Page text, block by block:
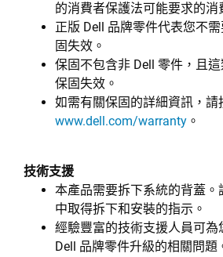
的消費者保護法可能要求的消
正版 Dell 品牌零件代表您不
固失效。
保固不包含非 Dell 零件，且
保固失效。
如需有關保固的詳細資訊，請
www.dell.com/warranty 。
技術支援
本產品需要拆下系統的背蓋。
中取得拆下和安裝的指示。
經驗豐富的技術支援人員可為
Dell 品牌零件升級的相關問題